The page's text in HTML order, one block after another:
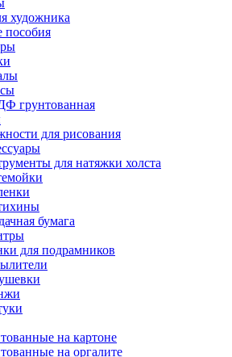
художника
пособия
грунтованная
для рисования
для натяжки холста
бумага
для подрамников
на картоне
на оргалите